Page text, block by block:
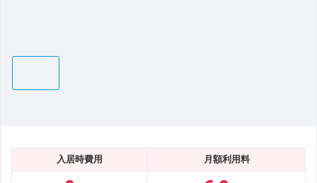
入居時費用 月額利用料